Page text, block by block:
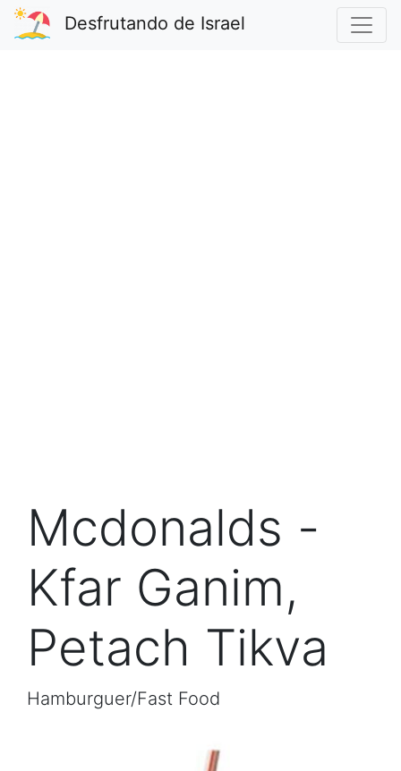
Desfrutando de Israel
Mcdonalds -
Kfar Ganim,
Petach Tikva
Hamburguer/Fast Food